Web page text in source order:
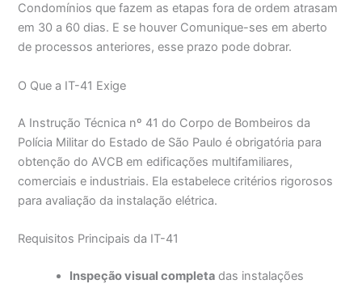
Condomínios que fazem as etapas fora de ordem atrasam
em 30 a 60 dias. E se houver Comunique-ses em aberto
de processos anteriores, esse prazo pode dobrar.
O Que a IT-41 Exige
A Instrução Técnica nº 41 do Corpo de Bombeiros da
Polícia Militar do Estado de São Paulo é obrigatória para
obtenção do AVCB em edificações multifamiliares,
comerciais e industriais. Ela estabelece critérios rigorosos
para avaliação da instalação elétrica.
Requisitos Principais da IT-41
Inspeção visual completa das instalações